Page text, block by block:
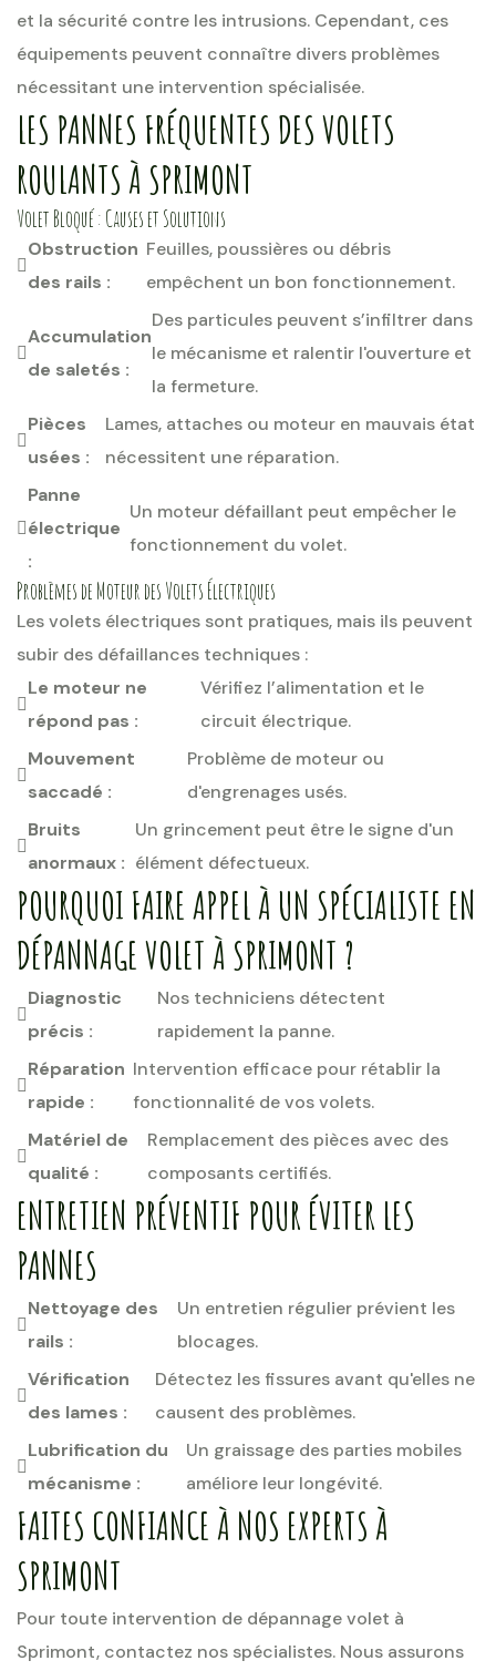
et la sécurité contre les intrusions. Cependant, ces
équipements peuvent connaître divers problèmes
nécessitant une intervention spécialisée.
LES PANNES FRÉQUENTES DES VOLETS
ROULANTS À SPRIMONT
Volet Bloqué : Causes et Solutions
Obstruction
des rails :
Feuilles, poussières ou débris
empêchent un bon fonctionnement.
Accumulation
de saletés :
Des particules peuvent s’infiltrer dans
le mécanisme et ralentir l'ouverture et
la fermeture.
Pièces
usées :
Lames, attaches ou moteur en mauvais état
nécessitent une réparation.
Panne
électrique
:
Un moteur défaillant peut empêcher le
fonctionnement du volet.
Problèmes de Moteur des Volets Électriques
Les volets électriques sont pratiques, mais ils peuvent
subir des défaillances techniques :
Le moteur ne
répond pas :
Vérifiez l’alimentation et le
circuit électrique.
Mouvement
saccadé :
Problème de moteur ou
d'engrenages usés.
Bruits
anormaux :
Un grincement peut être le signe d'un
élément défectueux.
POURQUOI FAIRE APPEL À UN SPÉCIALISTE EN
DÉPANNAGE VOLET À SPRIMONT ?
Diagnostic
précis :
Nos techniciens détectent
rapidement la panne.
Réparation
rapide :
Intervention efficace pour rétablir la
fonctionnalité de vos volets.
Matériel de
qualité :
Remplacement des pièces avec des
composants certifiés.
ENTRETIEN PRÉVENTIF POUR ÉVITER LES
PANNES
Nettoyage des
rails :
Un entretien régulier prévient les
blocages.
Vérification
des lames :
Détectez les fissures avant qu'elles ne
causent des problèmes.
Lubrification du
mécanisme :
Un graissage des parties mobiles
améliore leur longévité.
FAITES CONFIANCE À NOS EXPERTS À
SPRIMONT
Pour toute intervention de dépannage volet à
Sprimont, contactez nos spécialistes. Nous assurons